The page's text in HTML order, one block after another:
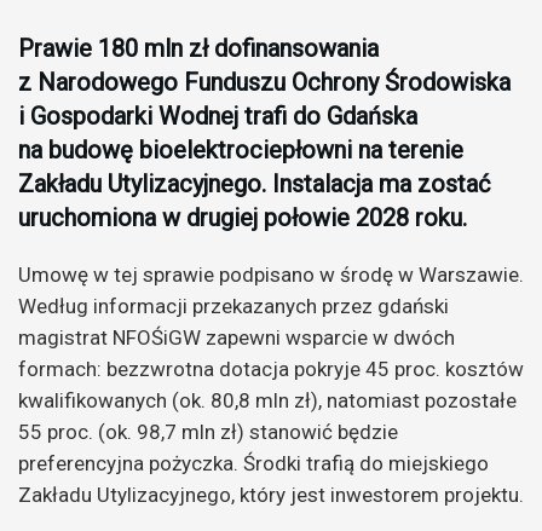
Prawie 180 mln zł dofinansowania
z Narodowego Funduszu Ochrony Środowiska
i Gospodarki Wodnej trafi do Gdańska
na budowę bioelektrociepłowni na terenie
Zakładu Utylizacyjnego. Instalacja ma zostać
uruchomiona w drugiej połowie 2028 roku.
Umowę w tej sprawie podpisano w środę w Warszawie.
Według informacji przekazanych przez gdański
magistrat NFOŚiGW zapewni wsparcie w dwóch
formach: bezzwrotna dotacja pokryje 45 proc. kosztów
kwalifikowanych (ok. 80,8 mln zł), natomiast pozostałe
55 proc. (ok. 98,7 mln zł) stanowić będzie
preferencyjna pożyczka. Środki trafią do miejskiego
Zakładu Utylizacyjnego, który jest inwestorem projektu.